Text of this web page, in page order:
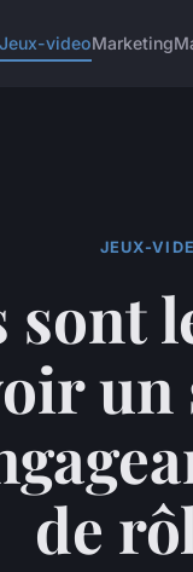
Jeux-videoMarketing
JEUX-
sont
un
de